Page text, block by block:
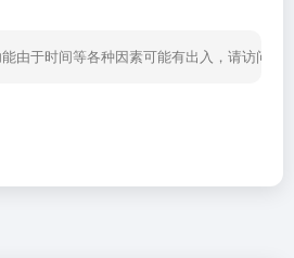
由于时间等各种因素可能有出入，请访问网